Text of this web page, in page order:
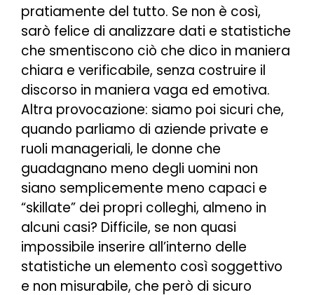
pratiamente del tutto. Se non è così,
sarò felice di analizzare dati e statistiche
che smentiscono ciò che dico in maniera
chiara e verificabile, senza costruire il
discorso in maniera vaga ed emotiva.
Altra provocazione: siamo poi sicuri che,
quando parliamo di aziende private e
ruoli manageriali, le donne che
guadagnano meno degli uomini non
siano semplicemente meno capaci e
“skillate” dei propri colleghi, almeno in
alcuni casi? Difficile, se non quasi
impossibile inserire all’interno delle
statistiche un elemento così soggettivo
e non misurabile, che però di sicuro